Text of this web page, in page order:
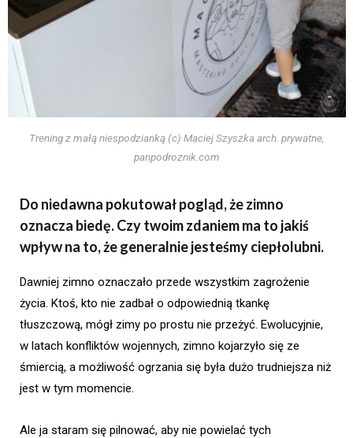
Trening z małą niespodzianką (c) Maciej Szyszka arch. prywatne,
panpodroznik.com
Do niedawna pokutował pogląd, że zimno
oznacza biedę. Czy twoim zdaniem ma to jakiś
wpływ na to, że generalnie jesteśmy ciepłolubni.
Dawniej zimno oznaczało przede wszystkim zagrożenie
życia. Ktoś, kto nie zadbał o odpowiednią tkankę
tłuszczową, mógł zimy po prostu nie przeżyć. Ewolucyjnie,
w latach konfliktów wojennych, zimno kojarzyło się ze
śmiercią, a możliwość ogrzania się była dużo trudniejsza niż
jest w tym momencie.
Ale ja staram się pilnować, aby nie powielać tych